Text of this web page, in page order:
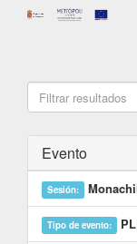
Evento
Sesión:
Tipo de evento: